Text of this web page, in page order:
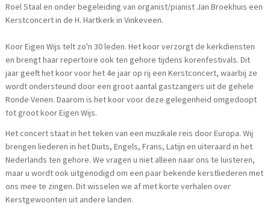
Roel Staal en onder begeleiding van organist/pianist Jan Broekhuis een
Kerstconcert in de H. Hartkerk in Vinkeveen.
Koor Eigen Wijs telt zo'n 30 leden. Het koor verzorgt de kerkdiensten
en brengt haar repertoire ook ten gehore tijdens korenfestivals. Dit
jaar geeft het koor voor het 4e jaar op rij een Kerstconcert, waarbij ze
wordt ondersteund door een groot aantal gastzangers uit de gehele
Ronde Venen. Daarom is het koor voor deze gelegenheid omgedoopt
tot groot koor Eigen Wijs.
Het concert staat in het teken van een muzikale reis door Europa. Wij
brengen liederen in het Duits, Engels, Frans, Latijn en uiteraard in het
Nederlands ten gehore. We vragen u niet alleen naar ons te luisteren,
maar u wordt ook uitgenodigd om een paar bekende kerstliederen met
ons mee te zingen. Dit wisselen we af met korte verhalen over
Kerstgewoonten uit andere landen.